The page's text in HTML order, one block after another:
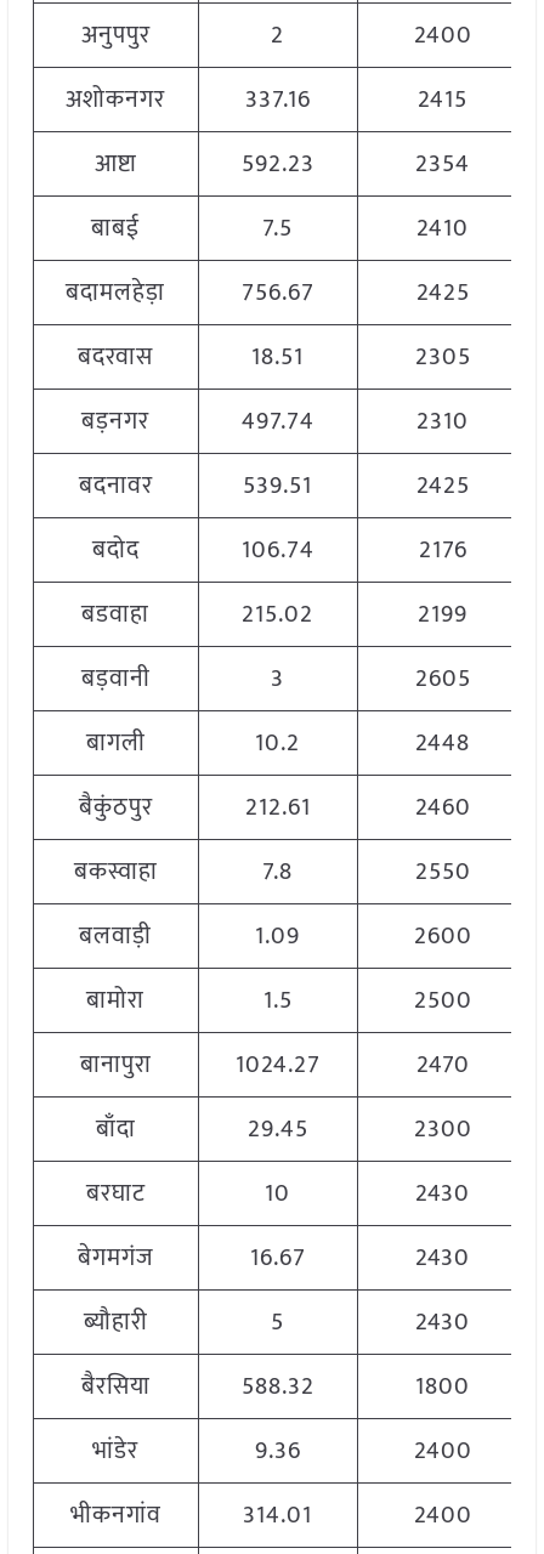
अनुपपुर
2
2400
अशोकनगर
337.16
2415
आष्टा
592.23
2354
बाबई
7.5
2410
बदामलहेड़ा
756.67
2425
बदरवास
18.51
2305
बड़नगर
497.74
2310
बदनावर
539.51
2425
बदोद
106.74
2176
बडवाहा
215.02
2199
बड़वानी
3
2605
बागली
10.2
2448
बैकुंठपुर
212.61
2460
बकस्वाहा
7.8
2550
बलवाड़ी
1.09
2600
बामोरा
1.5
2500
बानापुरा
1024.27
2470
बाँदा
29.45
2300
बरघाट
10
2430
बेगमगंज
16.67
2430
ब्यौहारी
5
2430
बैरसिया
588.32
1800
भांडेर
9.36
2400
भीकनगांव
314.01
2400